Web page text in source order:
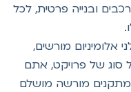
ובנייה פרטית, לכל
מורשים,
של פרויקט, אתם
מורשה מושלם